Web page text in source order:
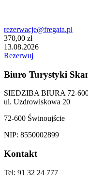
rezerwacje@fregata.pl
370,00 zł
13.08.2026
Rezerwuj
Biuro Turystyki
SIEDZIBA BIURA 72-
ul. Uzdrowiskowa 20
72-600 Świnoujście
NIP: 8550002899
Kontakt
Tel: 91 32 24 777